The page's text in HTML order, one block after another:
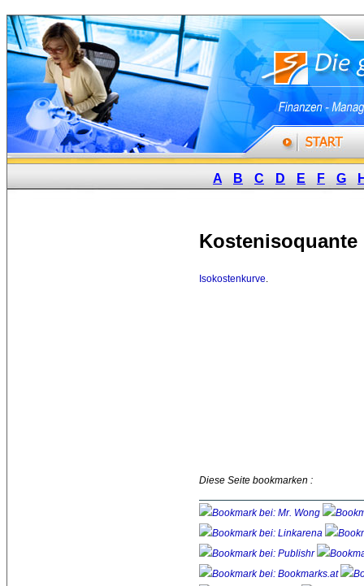
A B C D E F G
Kostenisoquante
Isokostenkurve.
Diese Seite bookmarken :